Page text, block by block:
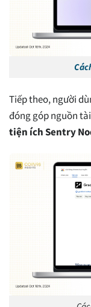
Tiếp theo, người
đóng góp nguồn
tiện ích Sentry